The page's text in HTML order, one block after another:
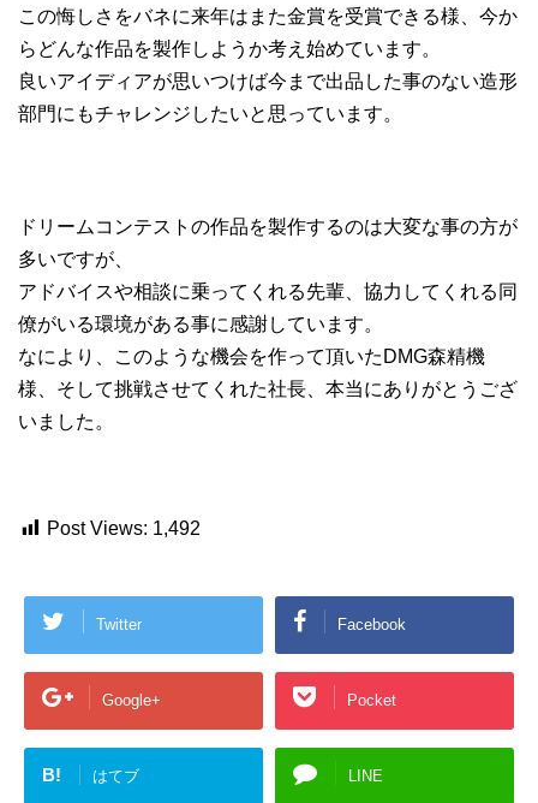
この悔しさをバネに来年はまた金賞を受賞できる様、今か
らどんな作品を製作しようか考え始めています。
良いアイディアが思いつけば今まで出品した事のない造形
部門にもチャレンジしたいと思っています。
ドリームコンテストの作品を製作するのは大変な事の方が
多いですが、
アドバイスや相談に乗ってくれる先輩、協力してくれる同
僚がいる環境がある事に感謝しています。
なにより、このような機会を作って頂いたDMG森精機
様、そして挑戦させてくれた社長、本当にありがとうござ
いました。
Post Views: 1,492
Twitter Facebook
Google+ Pocket
B! はてブ LINE